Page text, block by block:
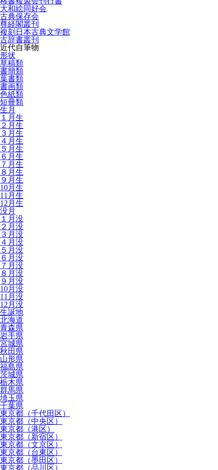
大和絵同好会
古典保存会
尊経閣叢刊
複刻日本古典文学館
古辞書叢刊
近代自筆物
形状
草稿類
書簡類
葉書類
書画類
色紙類
短冊類
生月
１月生
２月生
３月生
４月生
５月生
６月生
７月生
８月生
９月生
10月生
11月生
12月生
没月
１月没
２月没
３月没
４月没
５月没
６月没
７月没
８月没
９月没
10月没
11月没
12月没
生誕地
北海道
青森県
岩手県
宮城県
秋田県
山形県
福島県
茨城県
栃木県
群馬県
埼玉県
千葉県
東京都（千代田区）
東京都（中央区）
東京都（港区）
東京都（新宿区）
東京都（文京区）
東京都（台東区）
東京都（墨田区）
東京都（品川区）